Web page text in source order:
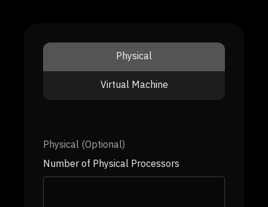
Physical
Virtual Machine
Physical (Optional)
Number of Physical Processors